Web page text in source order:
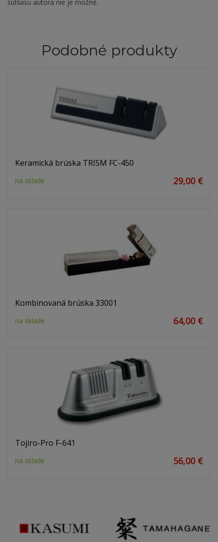
súhlasu autora nie je možné.
Podobné produkty
Keramická brúska TRISM FC-450
na sklade 29,00 €
Kombinovaná brúska 33001
na sklade 64,00 €
Tojiro-Pro F-641
na sklade 56,00 €